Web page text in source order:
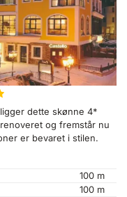
dette skønne 4*
og fremstår nu
er bevaret i stilen.
100 m
100 m